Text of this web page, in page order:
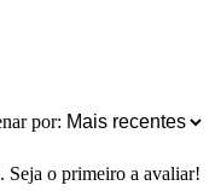
por:
Seja o primeiro a avaliar!